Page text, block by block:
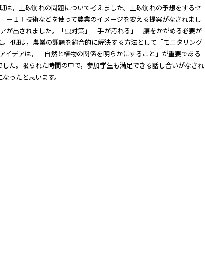
，土砂崩れの問題について考えました。土砂崩れの予想をするセ
－ＩＴ技術などを使って農業のイメージを変える提案がなされまし
が出されました。「虫対策」「手が汚れる」「腰をかがめる必要が
4班は，農業の課題を総合的に解決する方法として「モニタリング
デアは，「自然と植物の関係を明らかにすること」が重要である
た。限られた時間の中で，参加学生も満足できる話し合いがなされ
ったと思います。